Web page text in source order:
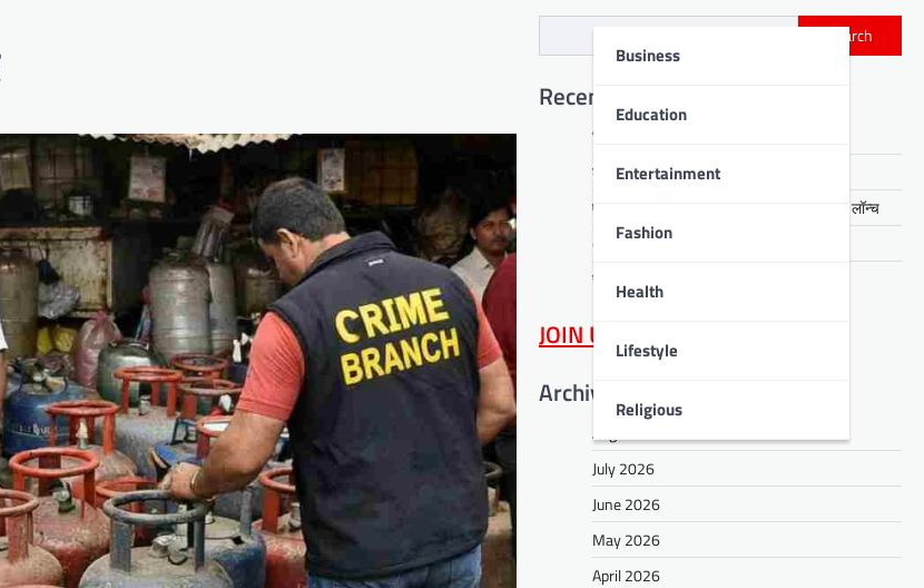
Business
Education
Entertainment
Fashion
Health
Lifestyle
Religious
Search
Recent Posts
चिन्मय विद्यालय में सजा हिन्दी कवि सम्मेलन
डीपीएस बोकारो में गूंजे देशभक्ति के तराने
एसईसीएल में पीपीओ एवं जीवन प्रमाण पत्र पोर्टल लॉन्च
अरगड़ा क्षेत्र में समाधान शिविर आयोजित
सीसीएल में एचसीएम मॉड्यूल पर प्रशिक्षण
JOIN US
Archives
August 2026
July 2026
June 2026
May 2026
April 2026